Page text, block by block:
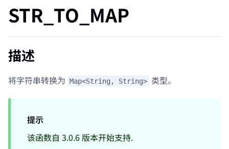
STR_TO_MAP
描述
将字符串转换为 Map<String, String> 类型。
提示
该函数自 3.0.6 版本开始支持.